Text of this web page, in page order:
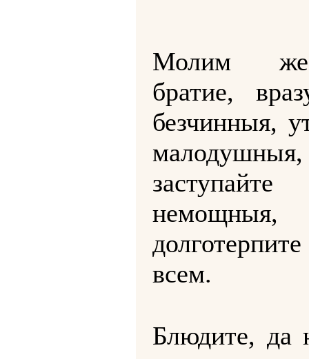
Молим
братие,
безчинныя,
малодушныя,
заступайте
немощныя,
всем.
Блюдите, да